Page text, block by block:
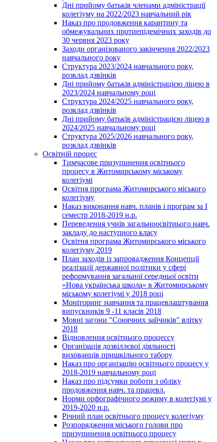
Дні прийому батьків членами адміністрації
колегіуму на 2022/2023 навчальний рік
Наказ про продовження карантину та
обмежувальних протиепідемічних заходів до
30 червня 2023 року
Заходи організованого закінчення 2022/2023
навчального року
Структура 2023/2024 навчального року,
розклад дзвінків
Дні прийому батьків адміністрацією ліцею в
2023/2024 навчальному році
Структура 2024/2025 навчального року,
розклад дзвінків
Дні прийому батьків адміністрацією ліцею в
2024/2025 навчальному році
Структура 2025/2026 навчального року,
розклад дзвінків
Освітній процес
Тимчасове призупинення освітнього
процесу в Житомирському міському
колегіумі
Освітня програма Житомирського міського
колегіуму
Наказ виконання навч. планів і програм за І
семестр 2018-2019 н.р.
Переведення учнів загальноосвітнього навч.
закладу до наступного класу
Освітня програма Житомирського міського
колегіуму 2019
План заходів із запровадження Концепції
реалізації державної політики у сфері
реформування загальної середньої освіти
«Нова українська школа» в Житомирському
міському колегіумі у 2018 році
Моніторинг навчання та працевлаштування
випускників 9 -11 класів 2018
Мовні загони "Сонячних зайчиків" влітку
2018
Відновлення освітнього процессу
Організація дозвіллєвої діяльності
вихованців пришкільного табору
Наказ про організацію освітнього процесу у
2018-2019 навчальному році
Наказ про підсумки роботи з обліку
продовження навч. та працевл.
Норми орфографічного режиму в колегіумі у
2019-2020 н.р.
Річний план освітнього процесу колегіуму
Розпорядження міського голови про
призупинення освітнього процесу